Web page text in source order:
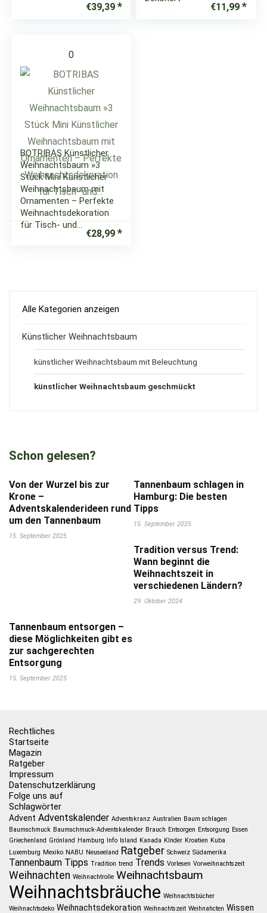
€39,39 €11,99
0
BOTRIBAS Künstlicher
Weihnachtsbaum »3
Stück Mini Künstlicher
Weihnachtsbaum mit
Ornamenten – Perfekte
Weihnachtsdekoration
für Tisch- und…
€28,99
Alle Kategorien anzeigen
Künstlicher Weihnachtsbaum
künstlicher Weihnachtsbaum mit Beleuchtung
künstlicher Weihnachtsbaum geschmückt
Schon gelesen?
Von der Wurzel bis zur
Krone –
Adventskalenderideen rund
um den Tannenbaum
15. September 2025
Tannenbaum schlagen in
Hamburg: Die besten
Tipps
15. September 2025
Tradition versus Trend:
Wann beginnt die
Weihnachtszeit in
verschiedenen Ländern?
29. Oktober 2024
Tannenbaum entsorgen –
diese Möglichkeiten gibt es
zur sachgerechten
Entsorgung
15. September 2025
Rechtliches
Startseite
Magazin
Ratgeber
Impressum
Datenschutzerklärung
Folge uns auf
Schlagwörter
Advent Adventskalender Adventskranz Australien Baum schlagen
Baumschmuck Baumschmuck-Adventskalender Brauch Entsorgen Entsorgung Essen
Griechenland Grönland Hamburg Info Island Kanada KInder Kroatien Kuba
Luxemburg Mexiko NABU Neuseeland Ratgeber Schweiz Südamerika
Tannenbaum Tipps Tradition trend Trends Vorlesen Vorweihnachtszeit
Weihnachten Weihnachtrolle Weihnachtsbaum
Weihnachtsbräuche Weihnachtsbücher
Weihnachtsdeko Weihnachtsdekoration Weihnachtszeit Weihnahcten Wissen